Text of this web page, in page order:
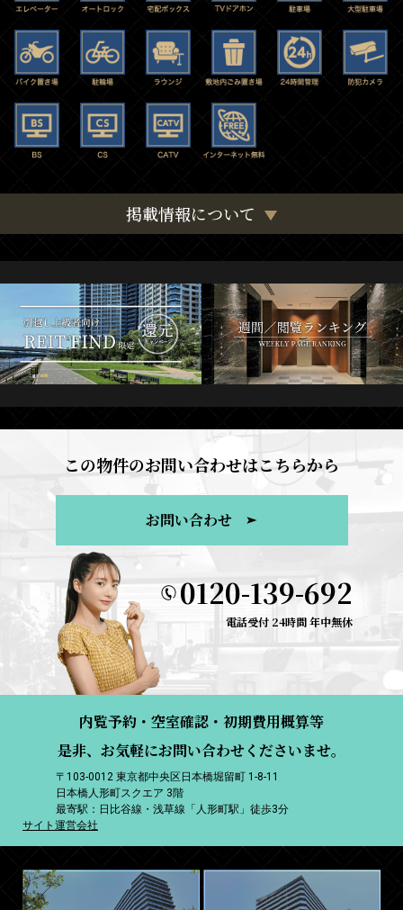
掲載情報について
この物件のお問い合わせはこちらから
お問い合わせ
0120-139-692
電話受付 24時間 年中無休
内覧予約・空室確認・初期費用概算等
是非、お気軽にお問い合わせくださいませ。
〒103-0012 東京都中央区日本橋堀留町 1-8-11
日本橋人形町スクエア 3階
最寄駅：日比谷線・浅草線「人形町駅」徒歩3分
サイト運営会社